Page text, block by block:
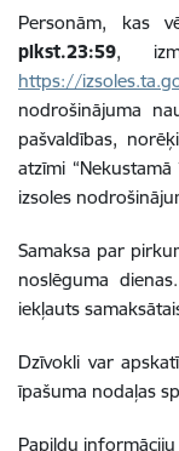
Personām, kas
plkst.23:59,
https://
nodrošinājuma
pašvaldības,
atzīmi
izsoles
Samaksa par
noslēguma
iekļauts
Dzīvokli var
īpašuma nodaļas
Papildu